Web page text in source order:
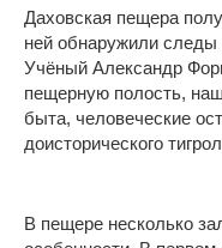
Даховская пещера
ней обнаружили следы
Учёный Александр
пещерную полость,
быта, человеческие
доисторического
В пещере несколько